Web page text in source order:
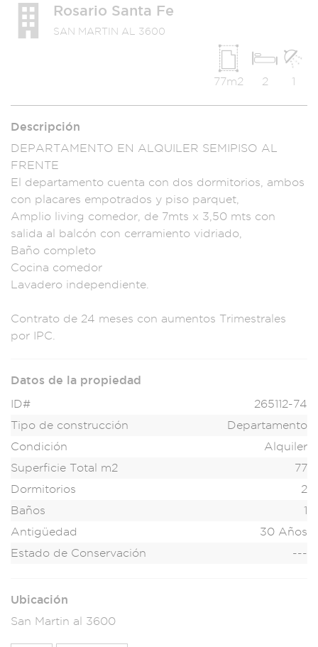
Rosario Santa Fe
SAN MARTIN AL 3600
1
2
77m2
Descripción
DEPARTAMENTO EN ALQUILER SEMIPISO AL
FRENTE
El departamento cuenta con dos dormitorios, ambos
con placares empotrados y piso parquet,
Amp lio living comedor, de 7mts x 3,50 mts con
salida al balcón con cerramiento vidriado,
Baño completo
Cocina comedor
Lavadero independiente
Contrato de 24 meses con aumentos Trimestrales
por IPC.
Datos de la propiedad
ID#
265112-74
Tipo de construcción
Departamento
Condición
Alquiler
Superficie Total m2
77
Dormitorios
2
Baños
1
Antigüedad
30 Años
Estado de Conservación
---
Ubicación
San Martin al 3600